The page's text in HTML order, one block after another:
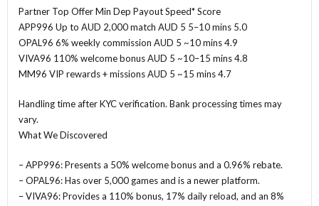
Partner Top Offer Min Dep Payout Speed* Score
APP996 Up to AUD 2,000 match AUD 5 5–10 mins 5.0
OPAL96 6% weekly commission AUD 5 ~10 mins 4.9
VIVA96 110% welcome bonus AUD 5 ~10–15 mins 4.8
MM96 VIP rewards + missions AUD 5 ~15 mins 4.7
Handling time after KYC verification. Bank processing times may
vary.
What We Discovered
– APP996: Presents a 50% welcome bonus and a 0.96% rebate.
– OPAL96: Has over 5,000 games and is a newer platform.
– VIVA96: Provides a 110% bonus, 17% daily reload, and an 8%